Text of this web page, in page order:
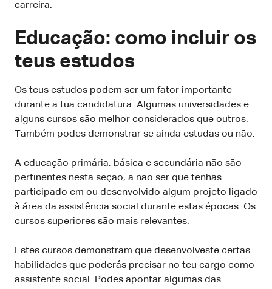
carreira.
Educação: como incluir os
teus estudos
Os teus estudos podem ser um fator importante
durante a tua candidatura. Algumas universidades e
alguns cursos são melhor considerados que outros.
Também podes demonstrar se ainda estudas ou não.
A educação primária, básica e secundária não são
pertinentes nesta seção, a não ser que tenhas
participado em ou desenvolvido algum projeto ligado
à área da assistência social durante estas épocas. Os
cursos superiores são mais relevantes.
Estes cursos demonstram que desenvolveste certas
habilidades que poderás precisar no teu cargo como
assistente social. Podes apontar algumas das